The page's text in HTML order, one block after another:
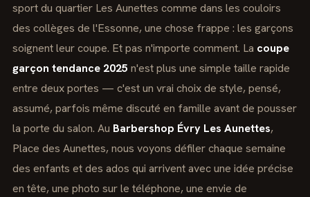
sport du quartier Les Aunettes comme dans les couloirs
des collèges de l'Essonne, une chose frappe : les garçons
soignent leur coupe. Et pas n'importe comment. La coupe
garçon tendance 2025 n'est plus une simple taille rapide
entre deux portes — c'est un vrai choix de style, pensé,
assumé, parfois même discuté en famille avant de pousser
la porte du salon. Au Barbershop Évry Les Aunettes,
Place des Aunettes, nous voyons défiler chaque semaine
des enfants et des ados qui arrivent avec une idée précise
en tête, une photo sur le téléphone, une envie de